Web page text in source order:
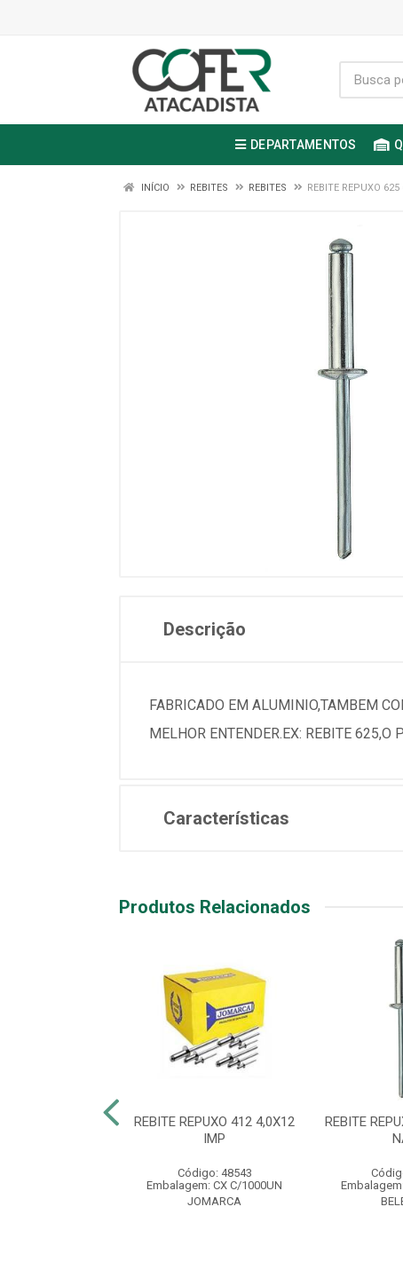
DEPARTAMENTOS
INÍCIO REBITES REBITES REBITE REPUXO
Descrição
FABRICADO EM ALUMINIO,TAMBEM
MELHOR ENTENDER.EX: REBITE 625,O
Características
Produtos Relacionados
REBITE REPUXO 412 4,0X12
IMP
Código: 48543
Embalagem: CX C/1000UN
JOMARCA
REBITE